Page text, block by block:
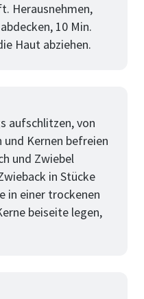
Herausnehmen,
10 Min.
Haut abziehen.
aufschlitzen, von
Kernen befreien
und Zwiebel
in Stücke
in einer trockenen
beiseite legen,